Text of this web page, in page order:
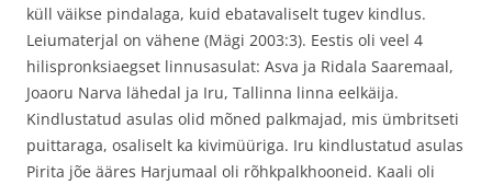
küll väikse pindalaga, kuid ebatavaliselt tugev kindlus.
Leiumaterjal on vähene (Mägi 2003:3). Eestis oli veel 4
hilispronksiaegset linnusasulat: Asva ja Ridala Saaremaal,
Joaoru Narva lähedal ja Iru, Tallinna linna eelkäija.
Kindlustatud asulas olid mõned palkmajad, mis ümbritseti
puittaraga, osaliselt ka kivimüüriga. Iru kindlustatud asulas
Pirita jõe ääres Harjumaal oli rõhkpalkhooneid. Kaali oli